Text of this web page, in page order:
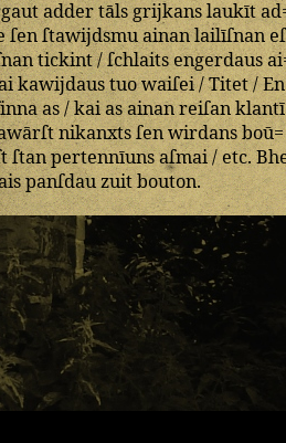
addertālsgrijkanslaukīt
ſenſtawijdsmuainanlailīſnan
tickint/ſchlaitsengerdaus
kawijdaus tuowaiſei/Titet/En
as/kaiasainanreiſan
nikanxtsſenwirdansboū=
ſtanpertennīunsaſmai/etc.
panſdauzuit bouton.